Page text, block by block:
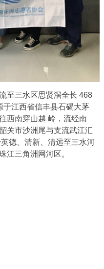
至三水区思贤滘全长 468
于江西省信丰县石碣大茅
西南穿山越 岭，流经南
关市沙洲尾与支流武江汇
德、清新、清远至三水河
江三角洲网河区。